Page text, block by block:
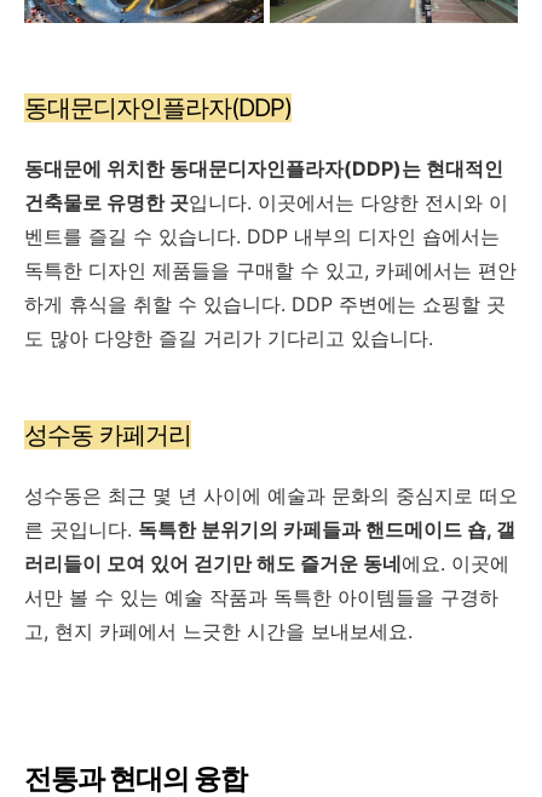
동대문디자인플라자(DDP)
동대문에 위치한 동대문디자인플라자(DDP)는 현대적인
건축물로 유명한 곳입니다. 이곳에서는 다양한 전시와 이
벤트를 즐길 수 있습니다. DDP 내부의 디자인 숍에서는
독특한 디자인 제품들을 구매할 수 있고, 카페에서는 편안
하게 휴식을 취할 수 있습니다. DDP 주변에는 쇼핑할 곳
도 많아 다양한 즐길 거리가 기다리고 있습니다.
성수동 카페거리
성수동은 최근 몇 년 사이에 예술과 문화의 중심지로 떠오
른 곳입니다. 독특한 분위기의 카페들과 핸드메이드 숍, 갤
러리들이 모여 있어 걷기만 해도 즐거운 동네에요. 이곳에
서만 볼 수 있는 예술 작품과 독특한 아이템들을 구경하
고, 현지 카페에서 느긋한 시간을 보내보세요.
전통과 현대의 융합